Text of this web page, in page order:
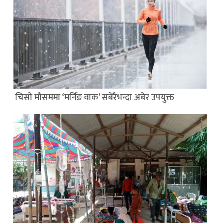
चिसो मौसममा ‘मर्निङ वाक’ सबेरैभन्दा अबेर उपयुक्त